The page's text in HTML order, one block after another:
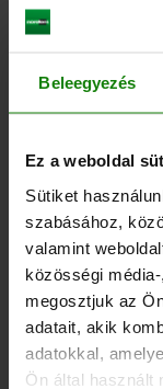
Beleegyezés
Ez a weboldal
Sütiket
szabásához,
valamint
közösségi
megosztjuk az
adatait, akik
adatokkal,
Ön által használt
ELLENTARTÓ
EDZETT ACÉL
HOSSZ=95
Rendelési szám:
173,56 €
hozzáértve Áfa
hozzáértve szállítási